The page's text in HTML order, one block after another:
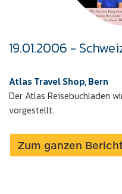
19.01.2006 -
Atlas Travel Shop, Bern
Der Atlas Reisebuchladen
vorgestellt.
Zum ganzen